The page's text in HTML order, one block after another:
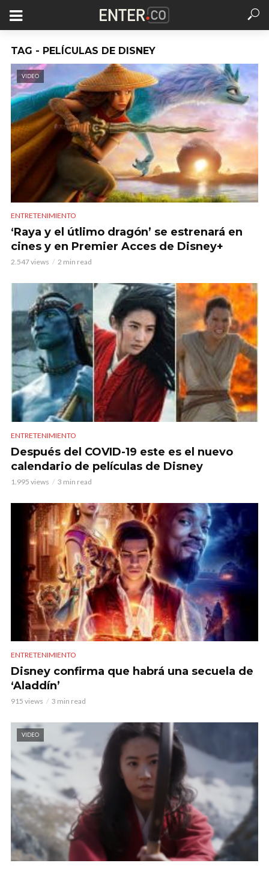
TAG - PELÍCULAS DE DISNEY
VIDEO
ENTRETENIMIENTO
‘Raya y el útlimo dragón’ se estrenará en
cines y en Premier Acces de Disney+
2.547 views 2 min read
ENTRETENIMIENTO
Después del COVID-19 este es el nuevo
calendario de películas de Disney
1.995 views 3 min read
ENTRETENIMIENTO
Disney confirma que habrá una secuela de
‘Aladdín’
915 views 3 min read
VIDEO